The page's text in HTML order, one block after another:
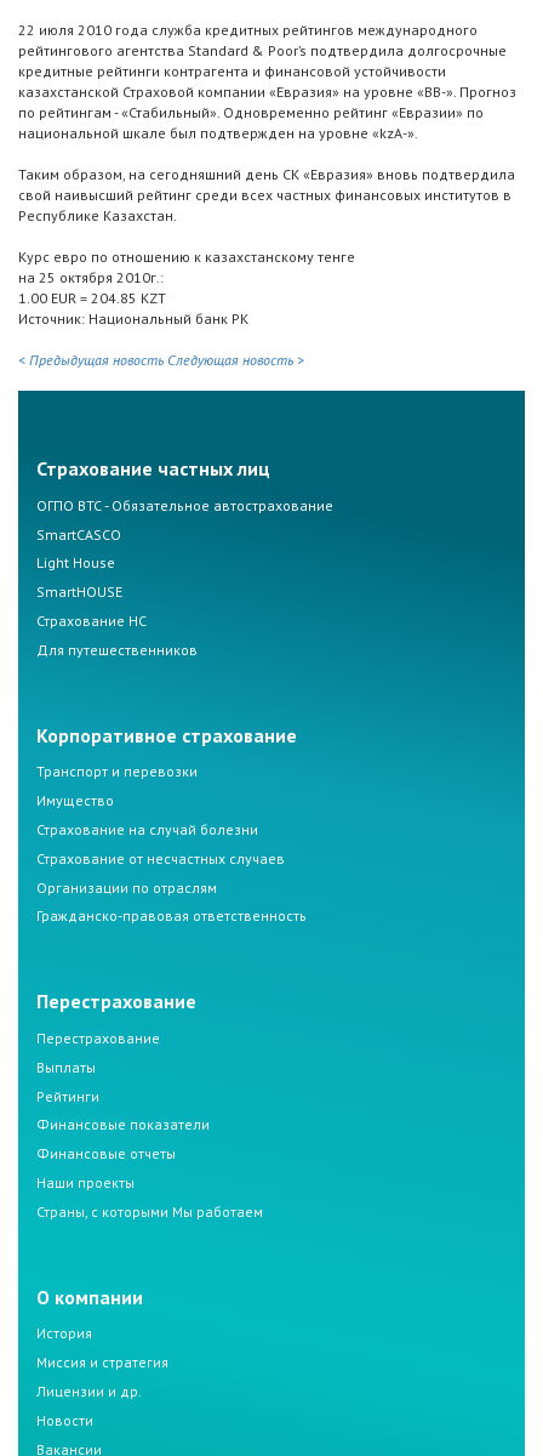
22 июля 2010 года служба кредитных рейтингов международного
рейтингового агентства Standard & Poor’s подтвердила долгосрочные
кредитные рейтинги контрагента и финансовой устойчивости
казахстанской Страховой компании «Евразия» на уровне «BB-». Прогноз
по рейтингам - «Стабильный». Одновременно рейтинг «Евразии» по
национальной шкале был подтвержден на уровне «kzA-».
Таким образом, на сегодняшний день СК «Евразия» вновь подтвердила
свой наивысший рейтинг среди всех частных финансовых институтов в
Республике Казахстан.
Курс евро по отношению к казахстанскому тенге
на 25 октября 2010г.:
1.00 EUR = 204.85 KZT
Источник: Национальный банк РК
< Предыдущая новость Следующая новость >
Страхование частных лиц
ОГПО ВТС - Обязательное автострахование
SmartCASCO
Light House
SmartHOUSE
Страхование НС
Для путешественников
Корпоративное страхование
Транспорт и перевозки
Имущество
Страхование на случай болезни
Страхование от несчастных случаев
Организации по отраслям
Гражданско-правовая ответственность
Перестрахование
Перестрахование
Выплаты
Рейтинги
Финансовые показатели
Финансовые отчеты
Наши проекты
Страны, с которыми Мы работаем
О компании
История
Миссия и стратегия
Лицензии и др.
Новости
Вакансии